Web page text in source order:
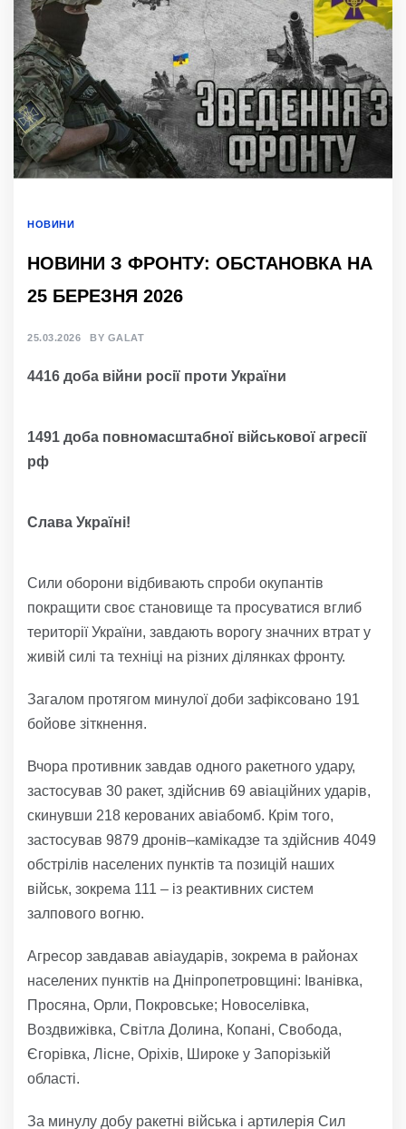
НОВИНИ
НОВИНИ З ФРОНТУ: ОБСТАНОВКА НА
25 БЕРЕЗНЯ 2026
25.03.2026 BY GALAT
4416 доба війни росії проти України
1491 доба повномасштабної військової агресії
рф
Слава Україні!
Сили оборони відбивають спроби окупантів
покращити своє становище та просуватися вглиб
території України, завдають ворогу значних втрат у
живій силі та техніці на різних ділянках фронту.
Загалом протягом минулої доби зафіксовано 191
бойове зіткнення.
Вчора противник завдав одного ракетного удару,
застосував 30 ракет, здійснив 69 авіаційних ударів,
скинувши 218 керованих авіабомб. Крім того,
застосував 9879 дронів–камікадзе та здійснив 4049
обстрілів населених пунктів та позицій наших
військ, зокрема 111 – із реактивних систем
залпового вогню.
Агресор завдавав авіаударів, зокрема в районах
населених пунктів на Дніпропетровщині: Іванівка,
Просяна, Орли, Покровське; Новоселівка,
Воздвижівка, Світла Долина, Копані, Свобода,
Єгорівка, Лісне, Оріхів, Широке у Запорізькій
області.
За минулу добу ракетні війська і артилерія Сил